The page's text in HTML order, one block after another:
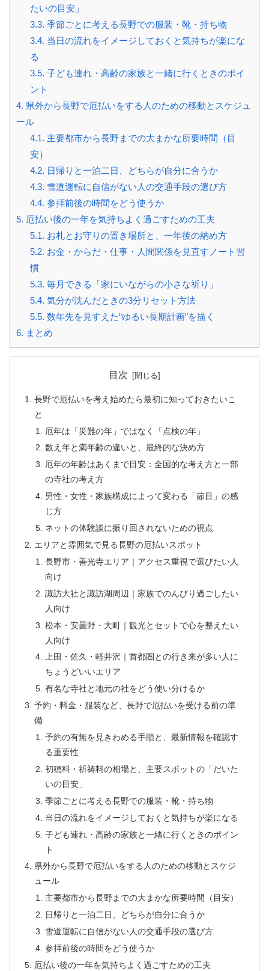
たいの目安」
3.3. 季節ごとに考える長野での服装・靴・持ち物
3.4. 当日の流れをイメージしておくと気持ちが楽にな
る
3.5. 子ども連れ・高齢の家族と一緒に行くときのポイ
ント
4. 県外から長野で厄払いをする人のための移動とスケジュ
ール
4.1. 主要都市から長野までの大まかな所要時間（目
安）
4.2. 日帰りと一泊二日、どちらが自分に合うか
4.3. 雪道運転に自信がない人の交通手段の選び方
4.4. 参拝前後の時間をどう使うか
5. 厄払い後の一年を気持ちよく過ごすための工夫
5.1. お札とお守りの置き場所と、一年後の納め方
5.2. お金・からだ・仕事・人間関係を見直すノート習
慣
5.3. 毎月できる「家にいながらの小さな祈り」
5.4. 気分が沈んだときの3分リセット方法
5.5. 数年先を見すえた“ゆるい長期計画”を描く
6. まとめ
目次
長野で厄払いを考え始めたら最初に知っておきたいこ
と
厄年は「災難の年」ではなく「点検の年」
数え年と満年齢の違いと、最終的な決め方
厄年の年齢はあくまで目安：全国的な考え方と一部
の寺社の考え方
男性・女性・家族構成によって変わる「節目」の感
じ方
ネットの体験談に振り回されないための視点
エリアと雰囲気で見る長野の厄払いスポット
長野市・善光寺エリア｜アクセス重視で選びたい人
向け
諏訪大社と諏訪湖周辺｜家族でのんびり過ごしたい
人向け
松本・安曇野・大町｜観光とセットで心を整えたい
人向け
上田・佐久・軽井沢｜首都圏との行き来が多い人に
ちょうどいいエリア
有名な寺社と地元の社をどう使い分けるか
予約・料金・服装など、長野で厄払いを受ける前の準
備
予約の有無を見きわめる手順と、最新情報を確認す
る重要性
初穂料・祈祷料の相場と、主要スポットの「だいた
いの目安」
季節ごとに考える長野での服装・靴・持ち物
当日の流れをイメージしておくと気持ちが楽になる
子ども連れ・高齢の家族と一緒に行くときのポイン
ト
県外から長野で厄払いをする人のための移動とスケジ
ュール
主要都市から長野までの大まかな所要時間（目安）
日帰りと一泊二日、どちらが自分に合うか
雪道運転に自信がない人の交通手段の選び方
参拝前後の時間をどう使うか
厄払い後の一年を気持ちよく過ごすための工夫